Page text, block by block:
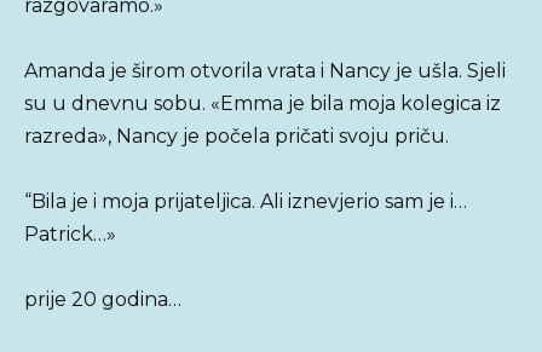
razgovaramo.»
Amanda je širom otvorila vrata i Nancy je ušla. Sjeli
su u dnevnu sobu. «Emma je bila moja kolegica iz
razreda», Nancy je počela pričati svoju priču.
“Bila je i moja prijateljica. Ali iznevjerio sam je i…
Patrick…»
prije 20 godina…